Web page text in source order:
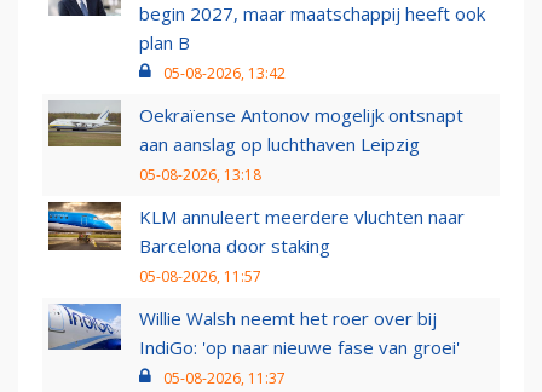
begin 2027, maar maatschappij heeft ook
plan B
05-08-2026, 13:42
Oekraïense Antonov mogelijk ontsnapt
aan aanslag op luchthaven Leipzig
05-08-2026, 13:18
KLM annuleert meerdere vluchten naar
Barcelona door staking
05-08-2026, 11:57
Willie Walsh neemt het roer over bij
IndiGo: 'op naar nieuwe fase van groei'
05-08-2026, 11:37